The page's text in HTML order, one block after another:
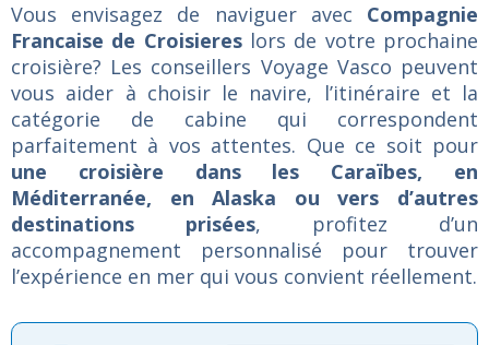
Vous envisagez de naviguer avec Compagnie
Francaise de Croisiereslors de votre prochaine
croisière? Les conseillers Voyage Vasco peuvent
vous aider à choisir le navire, l’itinéraire et la
catégorie de cabine qui correspondent
parfaitement à vos attentes. Que ce soit pour
une croisière dans les Caraïbes, en
Méditerranée, en Alaska ou vers d’autres
destinations prisées, profitez d’un
accompagnement personnalisé pour trouver
l’expérience en mer qui vous convient réellement.